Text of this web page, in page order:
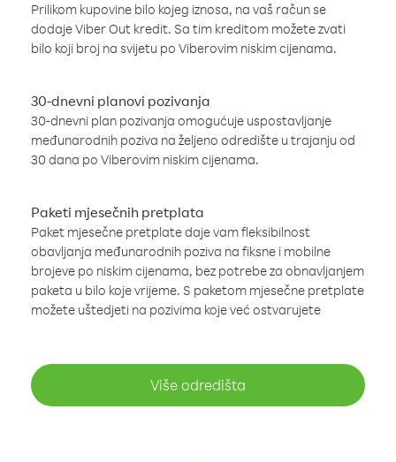
Prilikom kupovine bilo kojeg iznosa, na vaš račun se
dodaje Viber Out kredit. Sa tim kreditom možete zvati
bilo koji broj na svijetu po Viberovim niskim cijenama.
30-dnevni planovi pozivanja
30-dnevni plan pozivanja omogućuje uspostavljanje
međunarodnih poziva na željeno odredište u trajanju od
30 dana po Viberovim niskim cijenama.
Paketi mjesečnih pretplata
Paket mjesečne pretplate daje vam fleksibilnost
obavljanja međunarodnih poziva na fiksne i mobilne
brojeve po niskim cijenama, bez potrebe za obnavljanjem
paketa u bilo koje vrijeme. S paketom mjesečne pretplate
možete uštedjeti na pozivima koje već ostvarujete
Više odredišta